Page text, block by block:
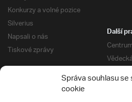
Správa souhlasu
cookie
Konkurzy a volné pozice
Silverius
Napsali o nás
Tiskové zprávy
Další